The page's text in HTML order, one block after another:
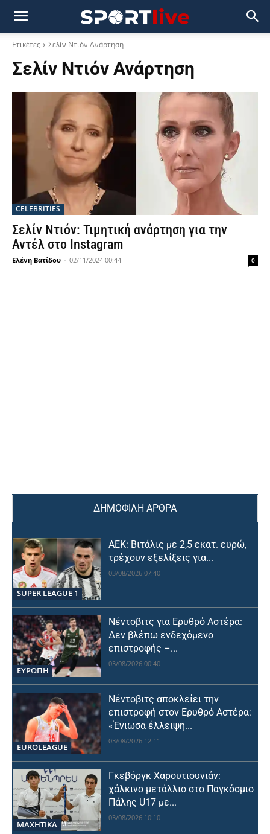
Ετικέτες Σελίν Ντιόν Ανάρτηση
Σελίν Ντιόν Ανάρτηση
CELEBRITIES
Σελίν Ντιόν: Τιμητική ανάρτηση για την
Αντέλ στο Instagram
Ελένη Βατίδου - 02/11/2024 00:44 0
ΔΗΜΟΦΙΛΗ ΑΡΘΡΑ
SUPER LEAGUE 1
ΑΕΚ: Βιτάλις με 2,5 εκατ. ευρώ,
τρέχουν εξελίξεις για...
03/08/2026 07:40
ΕΥΡΩΠΗ
Νέντοβιτς για Ερυθρό Αστέρα:
Δεν βλέπω ενδεχόμενο
επιστροφής –...
03/08/2026 00:40
EUROLEAGUE
Νέντοβιτς αποκλείει την
επιστροφή στον Ερυθρό Αστέρα:
«Ένιωσα έλλειψη...
03/08/2026 12:11
ΜΑΧΗΤΙΚΑ
Γκεβόργκ Χαρουτιουνιάν:
χάλκινο μετάλλιο στο Παγκόσμιο
Πάλης U17 με...
03/08/2026 10:10